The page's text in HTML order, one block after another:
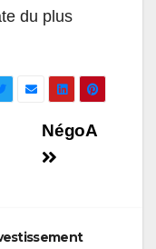
du plus
NégoA